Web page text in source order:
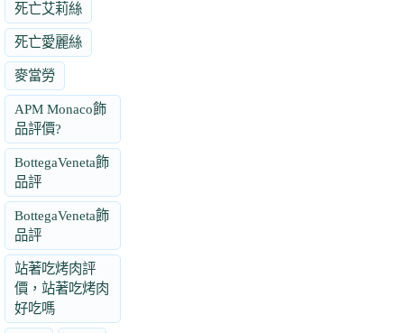
死亡艾莉絲
死亡愛麗絲
麥當勞
APM Monaco飾
品評價?
BottegaVeneta飾
品評
BottegaVeneta飾
品評
站著吃烤肉評
價，站著吃烤肉
好吃嗎